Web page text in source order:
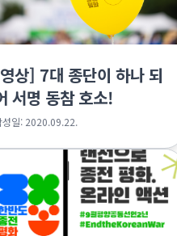
상] 7대 종단이 하나 되
서명 동참 호소!
성일: 2020.09.22.